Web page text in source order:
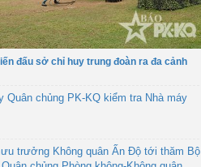
đấu sở chỉ huy trung đoàn ra đa cảnh
Quân chủng PK-KQ kiểm tra Nhà máy
trưởng Không quân Ấn Độ tới thăm Bộ